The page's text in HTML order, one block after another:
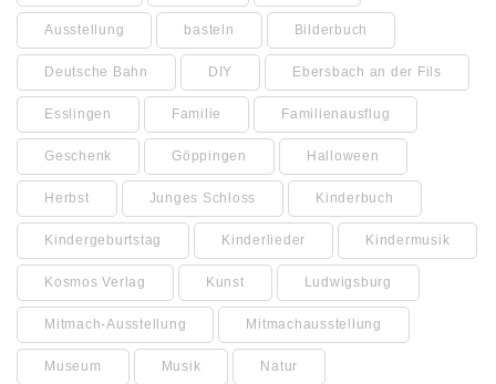
Ausstellung basteln Bilderbuch
Deutsche Bahn DIY Ebersbach an der Fils
Esslingen Familie Familienausflug
Geschenk Göppingen Halloween
Herbst Junges Schloss Kinderbuch
Kindergeburtstag Kinderlieder Kindermusik
Kosmos Verlag Kunst Ludwigsburg
Mitmach-Ausstellung Mitmachausstellung
Museum Musik Natur